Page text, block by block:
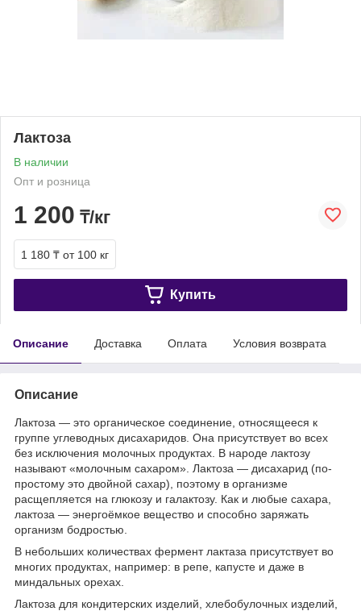
Лактоза
В наличии
Опт и розница
1 200 ₸/кг
1 180 ₸ от 100 кг
Купить
Описание Доставка Оплата Условия возврата
Описание
Лактоза — это органическое соединение, относящееся к
группе углеводных дисахаридов. Она присутствует во всех
без исключения молочных продуктах. В народе лактозу
называют «молочным сахаром». Лактоза — дисахарид (по-
простому это двойной сахар), поэтому в организме
расщепляется на глюкозу и галактозу. Как и любые сахара,
лактоза — энергоёмкое вещество и способно заряжать
организм бодростью.
В небольших количествах фермент лактаза присутствует во
многих продуктах, например: в репе, капусте и даже в
миндальных орехах.
Лактоза для кондитерских изделий, хлебобулочных изделий,